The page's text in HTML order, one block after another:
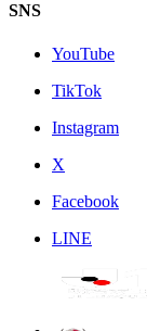
SNS
YouTube
TikTok
Instagram
X
Facebook
LINE